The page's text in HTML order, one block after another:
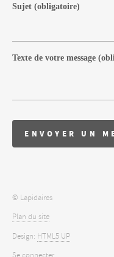
Sujet (obligatoire)
Texte de votre message
© Lapidaires
Plan du site
Design: HTML5 UP